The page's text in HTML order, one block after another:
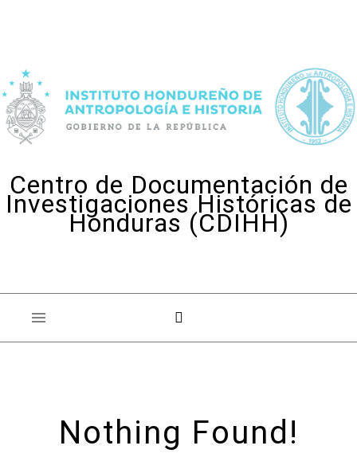
Centro de Documentación de
Investigaciones Históricas de
Honduras (CDIHH)
Nothing Found!